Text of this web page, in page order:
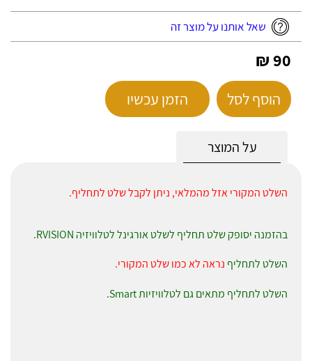
שאל אותנו על מוצר זה
90 ₪
הוסף לסל הזמן עכשיו
על המוצר
השלט המקורי אזל מהמלאי, ניתן לקבל שלט לתחליף.
בהזמנה יסופק שלט תחליף לשלט אורגינל לטלוויזיה RVISION.
השלט לתחליף נראה לא כמו שלט המקורי.
השלט לתחליף מתאים גם לטלוויזיות Smart.